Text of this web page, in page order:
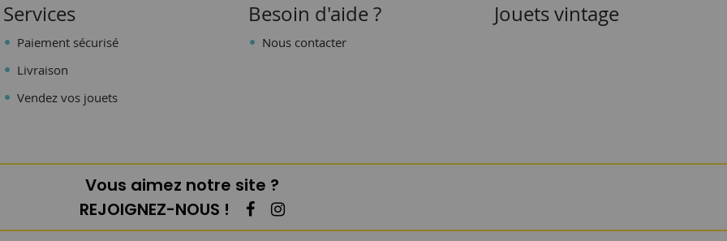
Services
Paiement sécurisé
Livraison
Vendez vos jouets
Besoin d'aide ?
Nous contacter
Jouets vintage
Vous aimez notre site ?
REJOIGNEZ-NOUS !